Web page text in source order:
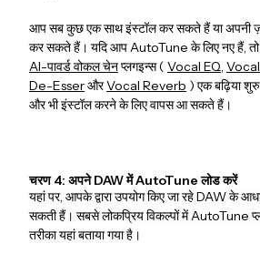
आप सब कुछ एक साथ इंस्टॉल कर सकते हैं या
कर सकते हैं। यदि आप AutoTune के लिए नए हैं, तो
AI-पावर्ड वोकल चेनप्लगइन्स ( Vocal EQ,
De-EsserऔरVocal Reverb ) एक बढ़िया
और भी इंस्टॉल करने के लिए वापस आ सकते हैं।
चरण 4: अपने DAW में AutoTune लोड करें
यहां पर, आपके द्वारा उपयोग किए जा रहे DAW के
सकती हैं। सबसे लोकप्रिय विकल्पों में AutoTune
तरीका यहां बताया गया है।